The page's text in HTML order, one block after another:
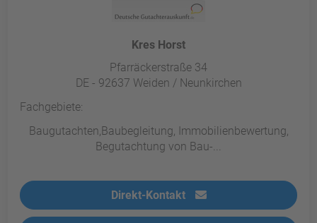
Kres Horst
Pfarräckerstraße 34
DE - 92637 Weiden / Neunkirchen
Fachgebiete:
Baugutachten,Baubegleitung, Immobilienbewertung,
Begutachtung von Bau-...
Direkt-Kontakt